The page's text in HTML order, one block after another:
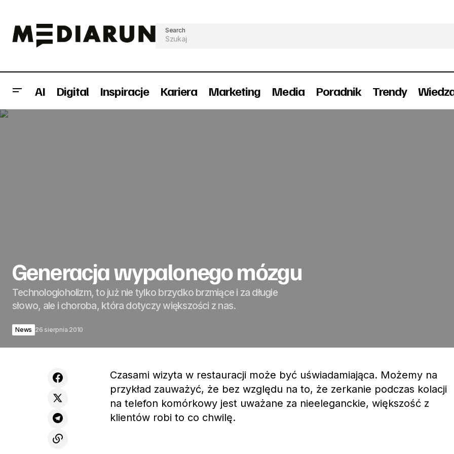
Search
AI Digital Inspiracje Kariera Marketing Media Poradnik Trendy
Generacja wypalonego mózgu
Technologioholizm, to już nie tylko brzydko brzmiące i za długie
słowo, ale i choroba, która dotyczy większości z nas.
News 26 sierpnia 2010
Czasami wizyta w restauracji może być uświadamiająca. Możemy na
przykład zauważyć, że bez względu na to, że zerkanie podczas kolacji
na telefon komórkowy jest uważane za nieeleganckie, większość z
klientów robi to co chwilę.